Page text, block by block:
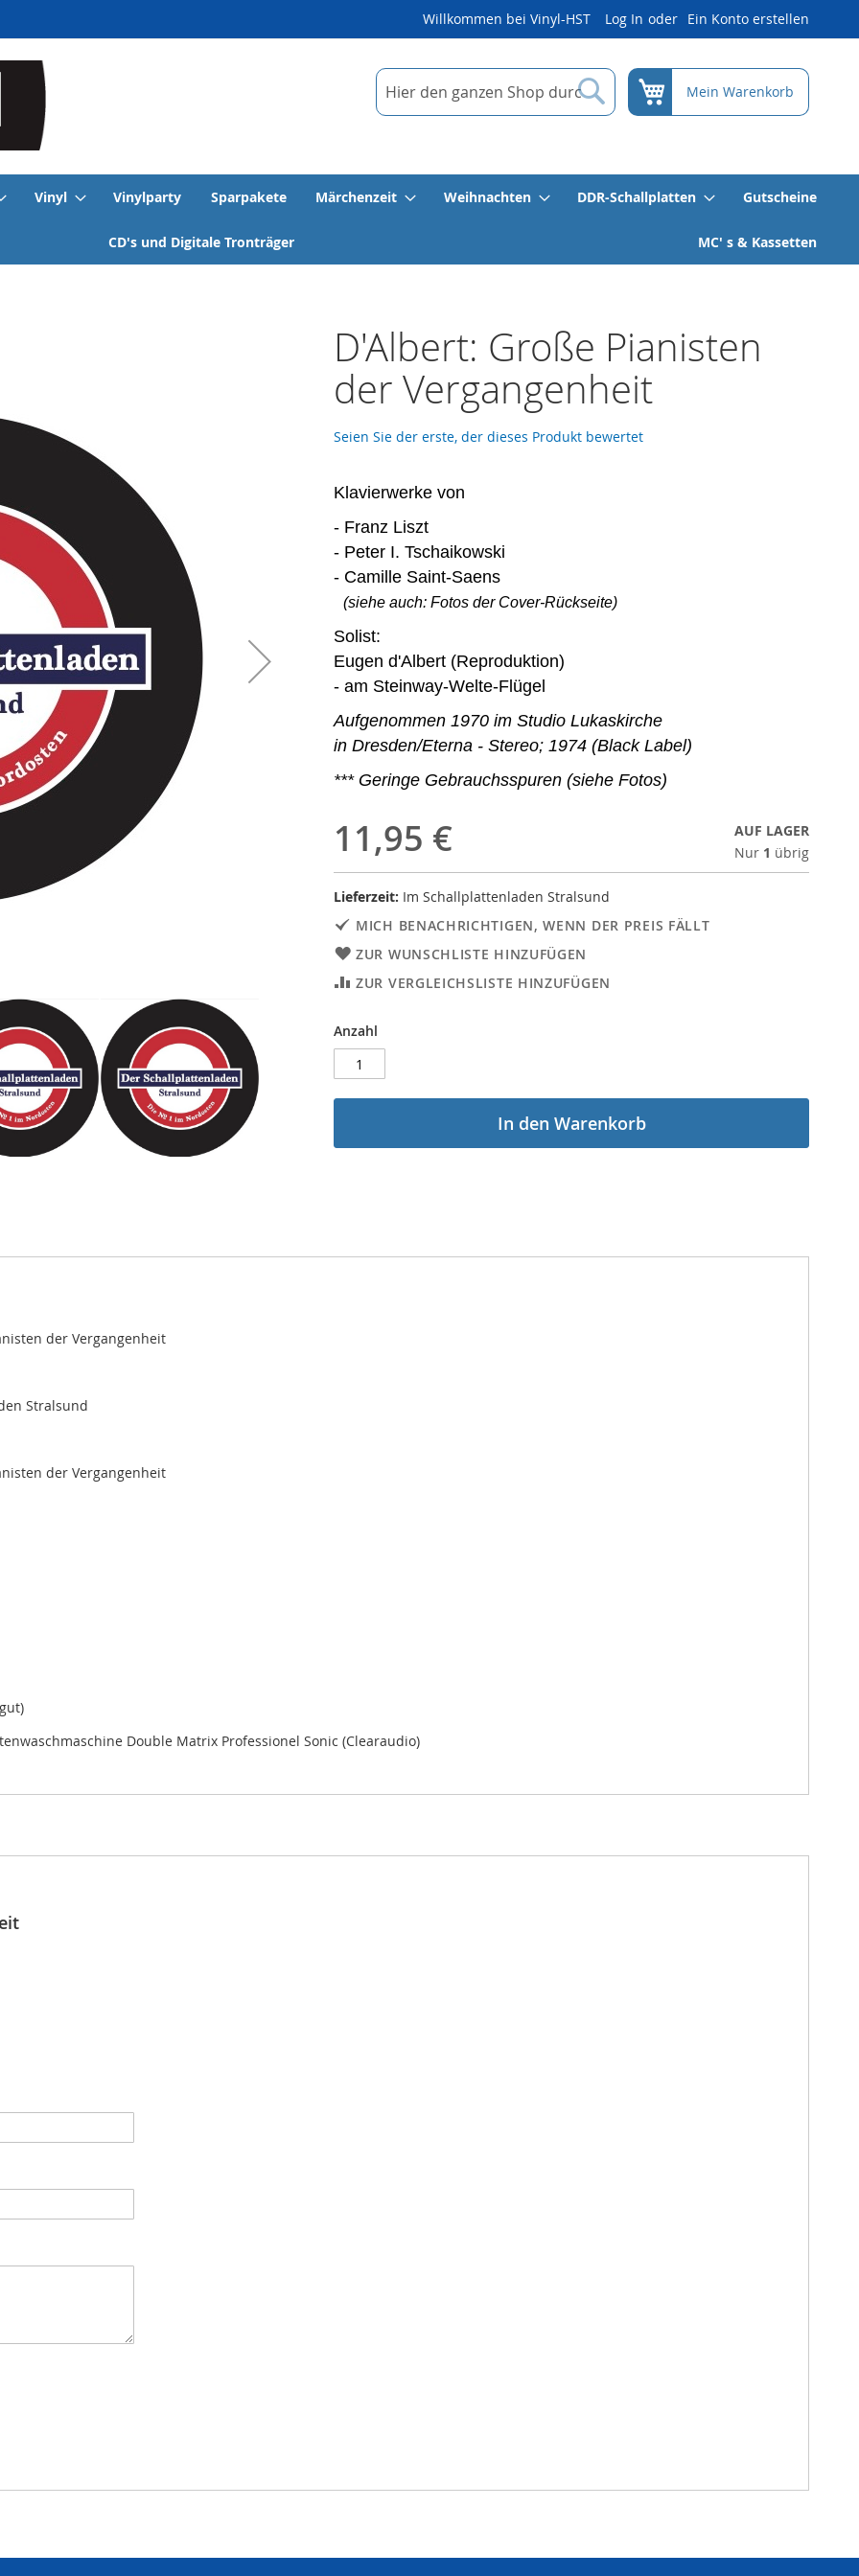
Willkommen bei Vinyl-HST Log In Ein Konto erstellen
Suche
Suche
Mein Warenkorb
Vinyl Vinylparty Sparpakete Märchenzeit Weihnachten DDR-Schallplatten Gutscheine
CD's und Digitale Tronträger MC' s & Kassetten
D'Albert: Große Pianisten
der Vergangenheit
Seien Sie der erste, der dieses Produkt bewertet
Klavierwerke von
- Franz Liszt
- Peter I. Tschaikowski
- Camille Saint-Saens
(siehe auch: Fotos der Cover-Rückseite)
Solist:
Eugen d'Albert (Reproduktion)
- am Steinway-Welte-Flügel
Aufgenommen 1970 im Studio Lukaskirche
in Dresden/Eterna - Stereo; 1974 (Black Label)
*** Geringe Gebrauchsspuren (siehe Fotos)
11,95 €
AUF LAGER
Nur 1 übrig
Lieferzeit: Im Schallplattenladen Stralsund
MICH BENACHRICHTIGEN, WENN DER PREIS FÄLLT
ZUR WUNSCHLISTE HINZUFÜGEN
ZUR VERGLEICHSLISTE HINZUFÜGEN
Anzahl
In den Warenkorb
der Vergangenheit
Stralsund
der Vergangenheit
Double Matrix Professionel Sonic (Clearaudio)